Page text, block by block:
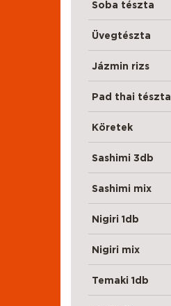
Soba tészta
Üvegtészta
Jázmin rizs
Pad thai tészta
Köretek
Sashimi 3db
Sashimi mix
Nigiri 1db
Nigiri mix
Temaki 1db